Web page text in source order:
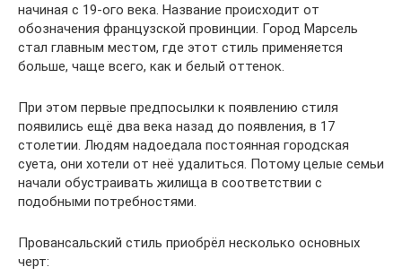
начиная с 19-ого века. Название происходит от
обозначения французской провинции. Город Марсель
стал главным местом, где этот стиль применяется
больше, чаще всего, как и белый оттенок.
При этом первые предпосылки к появлению стиля
появились ещё два века назад до появления, в 17
столетии. Людям надоедала постоянная городская
суета, они хотели от неё удалиться. Потому целые семьи
начали обустраивать жилища в соответствии с
подобными потребностями.
Провансальский стиль приобрёл несколько основных
черт: